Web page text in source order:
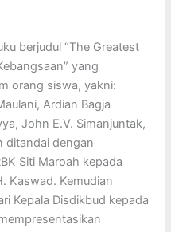
berjudul “The Greatest
yang
orang siswa, yakni:
Ardian Bagja
John E.V. Simanjuntak,
ditandai dengan
Siti Maroah kepada
Kaswad. Kemudian
Kepala Disdikbud kepada